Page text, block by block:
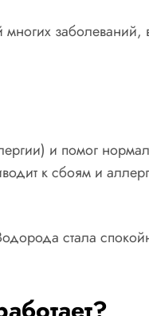
многих
и помог
к сбоям и
стала